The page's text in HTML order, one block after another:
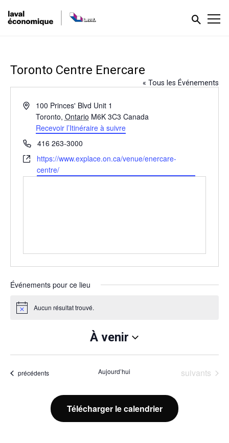
Toronto Centre Enercare
« Tous les Événements
Adresse100 Princes' Blvd Unit 1
Toronto, Ontario M6K 3C3 Canada
Recevoir l’Itinéraire à suivre
Téléphone
416 263-3000
Site
https://www.explace.on.ca/venue/enercare-
centre/
Événements pour ce lieu
Notice Aucun résultat trouvé.
À venir
Événements
précédents Aujourd’hui Événements
suivants
Télécharger le calendrier